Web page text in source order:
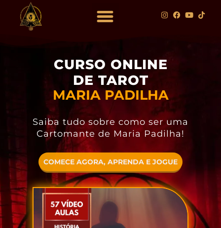
CURSO ONLINE
DE TAROT
MARIA PADILHA
Saiba tudo sobre como ser uma
Cartomante de Maria Padilha!
COMECE AGORA, APRENDA E JOGUE